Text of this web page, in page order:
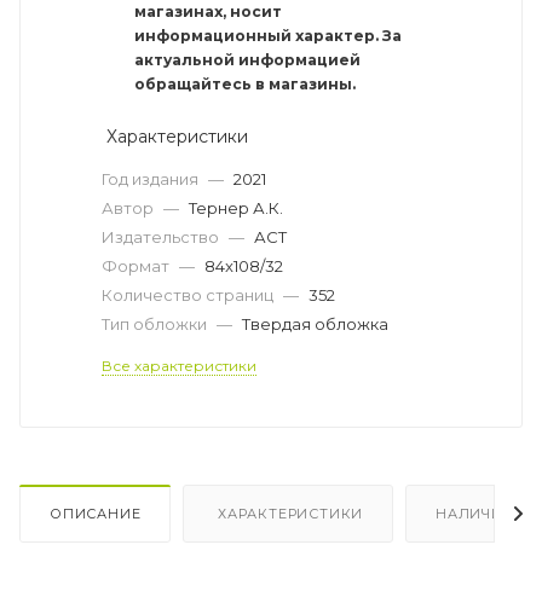
магазинах, носит
информационный характер. За
актуальной информацией
обращайтесь в магазины.
Характеристики
Год издания — 2021
Автор — Тернер А.К.
Издательство — АСТ
Формат — 84x108/32
Количество страниц — 352
Тип обложки — Твердая обложка
Все характеристики
ОПИСАНИЕ ХАРАКТЕРИСТИКИ НАЛИЧИЕ